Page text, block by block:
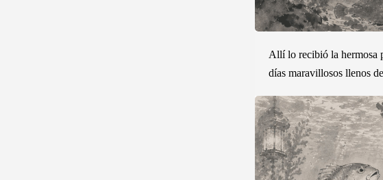
Allí lo recibió la hermosa
días maravillosos llenos